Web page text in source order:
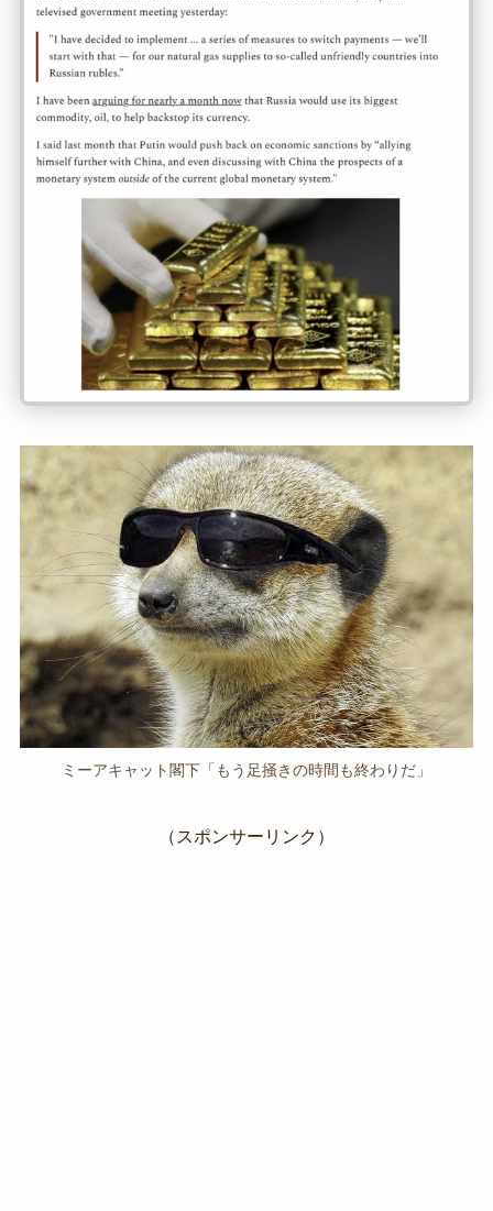
ミーアキャット閣下「もう足掻きの時間も終わりだ」
（スポンサーリンク）